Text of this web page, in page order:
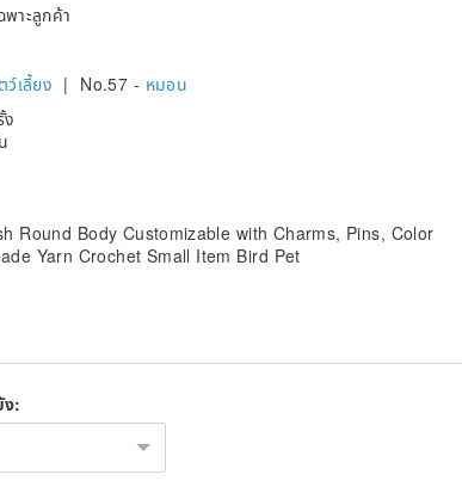
พาะลูกค้า
ว์เลี้ยง | No.57 - หมอน
Round Body Customizable with Charms, Pins, Color
Yarn Crochet Small Item Bird Pet
ง: